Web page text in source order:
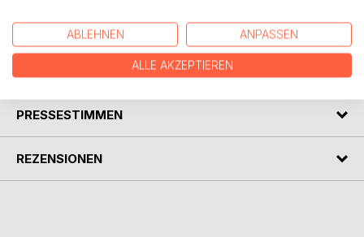
Deutsch-Ungarisch - Ungarisch-Deutsch
PRESSESTIMMEN
REZENSIONEN
ABLEHNEN ANPASSEN
ALLE AKZEPTIEREN